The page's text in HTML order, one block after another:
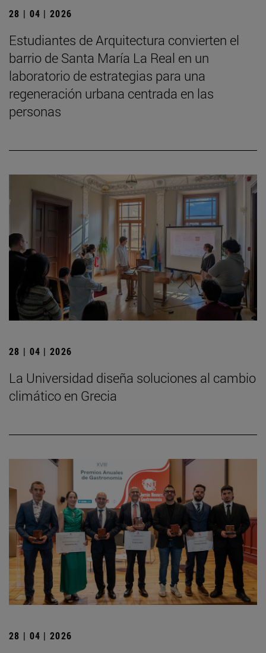
28 | 04 | 2026
Estudiantes de Arquitectura convierten el
barrio de Santa María La Real en un
laboratorio de estrategias para una
regeneración urbana centrada en las
personas
28 | 04 | 2026
La Universidad diseña soluciones al cambio
climático en Grecia
28 | 04 | 2026